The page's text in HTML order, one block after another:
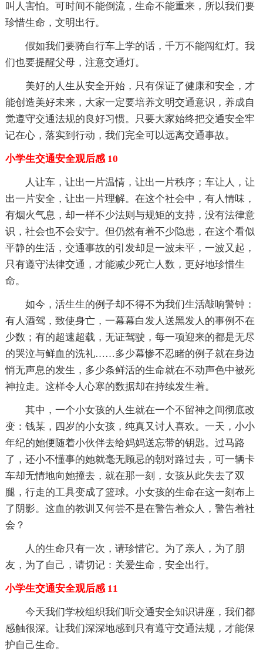
叫人害怕。可时间不能倒流，生命不能重来，所以我们要
珍惜生命，文明出行。
假如我们要骑自行车上学的话，千万不能闯红灯。我
们也要提醒父母，注意交通灯。
美好的人生从安全开始，只有保证了健康和安全，才
能创造美好未来，大家一定要培养文明交通意识，养成自
觉遵守交通法规的良好习惯。只要大家始终把交通安全牢
记在心，落实到行动，我们完全可以远离交通事故。
小学生交通安全观后感 10
人让车，让出一片温情，让出一片秩序；车让人，让
出一片安全，让出一片理解。在这个社会中，有人情味，
有烟火气息，却一样不少法则与规矩的支持，没有法律意
识，社会也不会安宁。但仍然有着不少隐患，在这个看似
平静的生活，交通事故的引发却是一波未平，一波又起，
只有遵守法律交通，才能减少死亡人数，更好地珍惜生
命。
如今，活生生的例子却不得不为我们生活敲响警钟：
有人酒驾，致使身亡，一幕幕白发人送黑发人的事例不在
少数；有的超速超载，无证驾驶，每一项迎来的都是无尽
的哭泣与鲜血的洗礼……多少幕惨不忍睹的例子就在身边
悄无声息的发生，多少条鲜活的生命就在不动声色中被死
神拉走。这样令人心寒的数据却在持续发生着。
其中，一个小女孩的人生就在一个不留神之间彻底改
变：钱某，四岁的小女孩，纯真又讨人喜欢。一天，小小
年纪的她便随着小伙伴去给妈妈送忘带的钥匙。过马路
了，还小不懂事的她就毫无顾忌的朝对路过去，可一辆卡
车却无情地向她撞去，就在那一刻，女孩从此失去了双
腿，行走的工具变成了篮球。小女孩的生命在这一刻布上
了阴影。这血的教训又何尝不是在警告着众人，警告着社
会？
人的生命只有一次，请珍惜它。为了亲人，为了朋
友，为了自己，请切记：关爱生命，安全出行。
小学生交通安全观后感 11
今天我们学校组织我们听交通安全知识讲座，我们都
感触很深。让我们深深地感到只有遵守交通法规，才能保
护自己生命。